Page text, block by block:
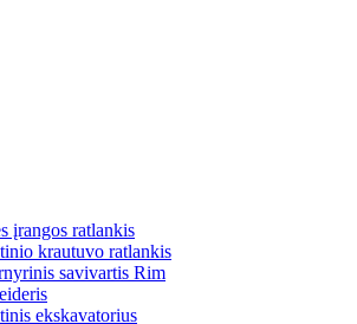
įrangos ratlankis
krautuvo ratlankis
savivartis Rim
ekskavatorius